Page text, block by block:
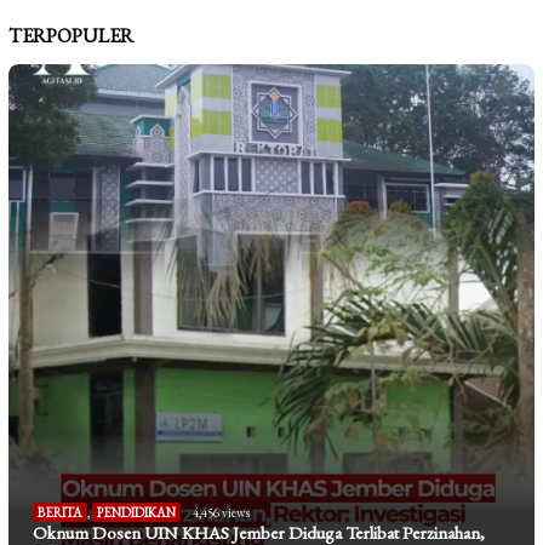
TERPOPULER
BERITA , PENDIDIKAN 4,456 views
Oknum Dosen UIN KHAS Jember Diduga Terlibat Perzinahan,